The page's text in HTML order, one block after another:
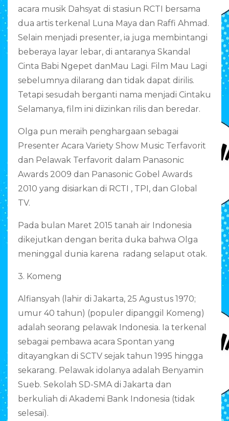
acara musik Dahsyat di stasiun RCTI bersama
dua artis terkenal Luna Maya dan Raffi Ahmad.
Selain menjadi presenter, ia juga membintangi
beberaya layar lebar, di antaranya Skandal
Cinta Babi Ngepet danMau Lagi. Film Mau Lagi
sebelumnya dilarang dan tidak dapat dirilis.
Tetapi sesudah berganti nama menjadi Cintaku
Selamanya, film ini diizinkan rilis dan beredar.
Olga pun meraih penghargaan sebagai
Presenter Acara Variety Show Music Terfavorit
dan Pelawak Terfavorit dalam Panasonic
Awards 2009 dan Panasonic Gobel Awards
2010 yang disiarkan di RCTI , TPI, dan Global
TV.
Pada bulan Maret 2015 tanah air Indonesia
dikejutkan dengan berita duka bahwa Olga
meninggal dunia karena radang selaput otak.
3. Komeng
Alfiansyah (lahir di Jakarta, 25 Agustus 1970;
umur 40 tahun) (populer dipanggil Komeng)
adalah seorang pelawak Indonesia. Ia terkenal
sebagai pembawa acara Spontan yang
ditayangkan di SCTV sejak tahun 1995 hingga
sekarang. Pelawak idolanya adalah Benyamin
Sueb. Sekolah SD-SMA di Jakarta dan
berkuliah di Akademi Bank Indonesia (tidak
selesai).